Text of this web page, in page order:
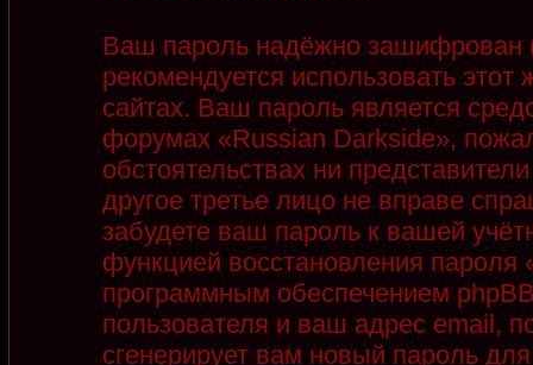
Ваш пароль надёжно зашифрован
рекомендуется использовать
сайтах. Ваш пароль является
форумах «Russian Darkside»,
обстоятельствах ни
другое третье лицо не вправе
забудете ваш пароль к вашей
функцией восстановления
программным обеспечением
пользователя и ваш адрес email,
сгенерирует вам новый пароль